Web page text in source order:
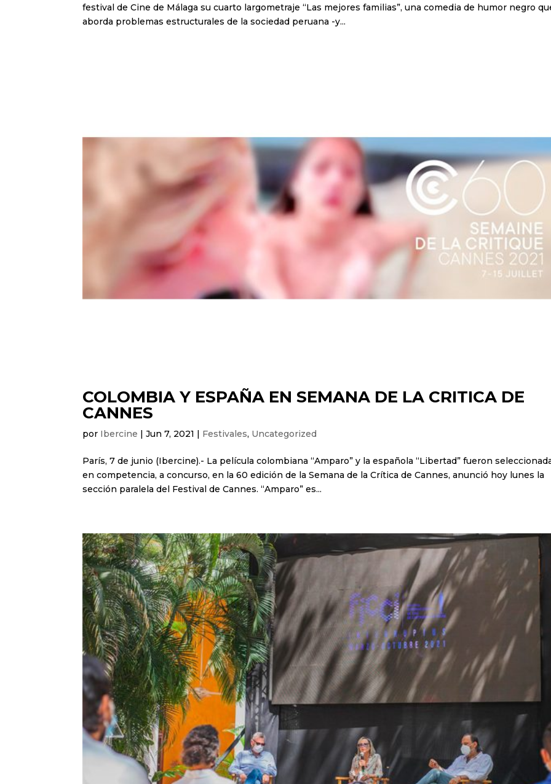
festival de Cine de Málaga su cuarto largometraje “Las mejores familias”, una comedia de humor negro
aborda problemas estructurales de la sociedad peruana -y...
COLOMBIA Y ESPAÑA EN SEMANA DE LA CRITICA DE
CANNES
por Ibercine |Jun 7, 2021 | Festivales, Uncategorized
París, 7 de junio (Ibercine).- La película colombiana “Amparo” y la española “Libertad” fueron
en competencia, a concurso, en la 60 edición de la Semana de la Crítica de Cannes, anunció hoy lunes la
sección paralela del Festival de Cannes. “Amparo” es...